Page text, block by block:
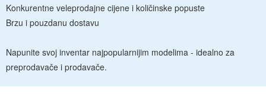
Konkurentne veleprodajne cijene i količinske popuste
Brzu i pouzdanu dostavu
Napunite svoj inventar najpopularnijim modelima - idealno za
preprodavače i prodavače.